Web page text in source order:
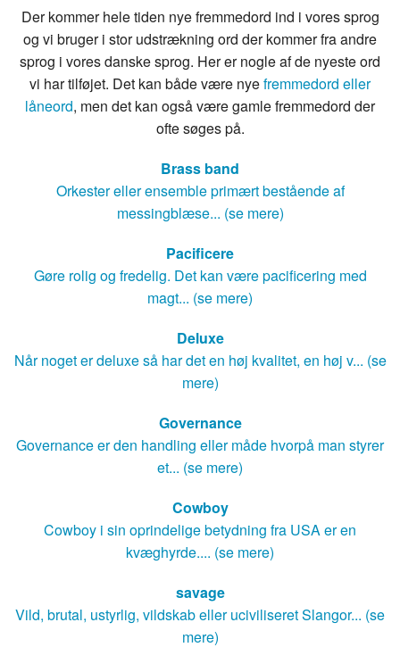
Der kommer hele tiden nye fremmedord ind i vores sprog
og vi bruger i stor udstrækning ord der kommer fra andre
sprog i vores danske sprog. Her er nogle af de nyeste ord
vi har tilføjet. Det kan både være nyefremmedord eller
låneord, men det kan også være gamle fremmedord der
ofte søges på.
Brass band
Orkester eller ensemble primært bestående af
messingblæse... (se mere)
Pacificere
Gøre rolig og fredelig. Det kan være pacificering med
magt... (se mere)
Deluxe
Når noget er deluxe så har det en høj kvalitet, en høj v... (se
mere)
Governance
Governance er den handling eller måde hvorpå man styrer
et... (se mere)
Cowboy
Cowboy i sin oprindelige betydning fra USA er en
kvæghyrde.... (se mere)
savage
Vild, brutal, ustyrlig, vildskab eller uciviliseret Slangor... (se
mere)